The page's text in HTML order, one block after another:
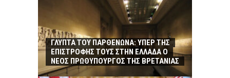
ΓΛΥΠΤΑ ΤΟΥ ΠΑΡΘΕΝΩΝΑ: ΥΠΕΡ ΤΗΣ
ΕΠΙΣΤΡΟΦΗΣ ΤΟΥΣ ΣΤΗΝ ΕΛΛΑΔΑ Ο
ΝΕΟΣ ΠΡΩΘΥΠΟΥΡΓΟΣ ΤΗΣ ΒΡΕΤΑΝΙΑΣ